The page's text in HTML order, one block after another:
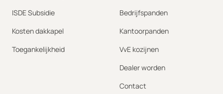
ISDE Subsidie
Kosten dakkapel
Toegankelijkheid
Bedrijfspanden
Kantoorpanden
VvE kozijnen
Dealer worden
Contact